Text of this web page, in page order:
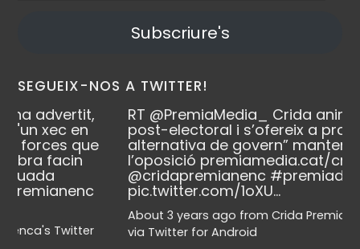
Subscriure's
SEGUEIX-NOS A TWITTER!
en
que
RT@PremiaMedia_Crida anima
post-electoral i s’ofereix a propiciar “una
alternativa de govern” mantenint-se a
l’oposiciópremiamedia.cat/crid…
@cridapremianenc #premiademar
pic.twitter.com/1oXU…
About 3 years agofromCrida Premianenca's
viaTwitter for Android